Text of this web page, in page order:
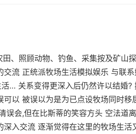
、照顾动物、钓鱼、采集按及矿山探
流 正统派牧场生活模拟娱乐 与联
… 关系变得更深入后仍然许以结婚?
以 被误以为是为已点设牧场同时移
误会,但在比斯蒂的笑容方头 空法道离
入交流 逐渐觉得在这里的牧场生活